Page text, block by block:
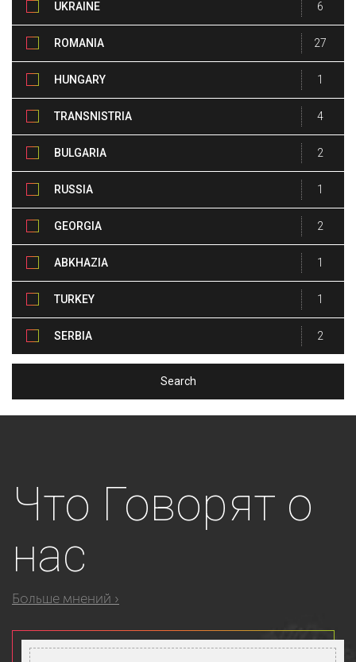
UKRAINE 6
ROMANIA 27
HUNGARY 1
TRANSNISTRIA 4
BULGARIA 2
RUSSIA 1
GEORGIA 2
ABKHAZIA 1
TURKEY 1
SERBIA 2
Что Говорят о
нас
Больше мнений ›